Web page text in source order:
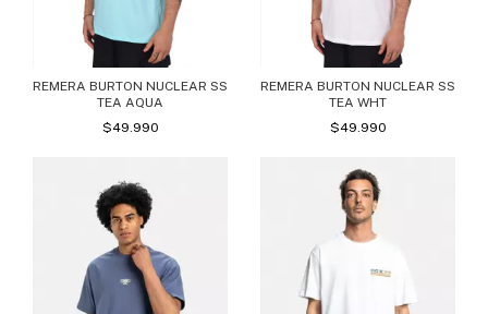
REMERA BURTON NUCLEAR SS
TEA AQUA
$49.990
REMERA BURTON NUCLEAR SS
TEA WHT
$49.990